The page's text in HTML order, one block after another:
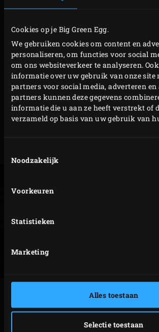
Cookies op je Big Green Egg.
We gebruiken cookies om content en
personaliseren, om functies voor social
om ons websiteverkeer te analyseren.
informatie over uw gebruik van onze site
partners voor social media, adverteren en
partners kunnen deze gegevens
informatie die u aan ze heeft verstrekt of
verzameld op basis van uw gebruik van
Noodzakelijk
Voorkeuren
Statistieken
Marketing
Alles toestaan
Selectie toestaan
TIP: lees de blog ‘ homemade rub maken’
Wil je meer leren over het zelf maken
soorten rubs, het doseren van rubs, de
verschillende specerijen in een rub en
van rubs en ingrediënten zoals vlees,
en vis? Lees dan alles wat je wilt weten in
PRINTEN